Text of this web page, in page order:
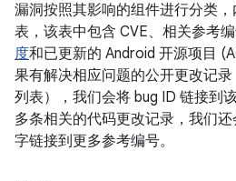
漏洞按照其影响的组件进行分类
表，该表中包含 CVE、相关参考编
度和已更新的 Android 开源项目
果有解决相应问题的公开更改记录
列表），我们会将 bug ID 链接到
多条相关的代码更改记录，我们
字链接到更多参考编号。